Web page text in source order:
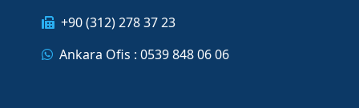
+90 (312) 278 37 23
Ankara Ofis : 0539 848 06 06